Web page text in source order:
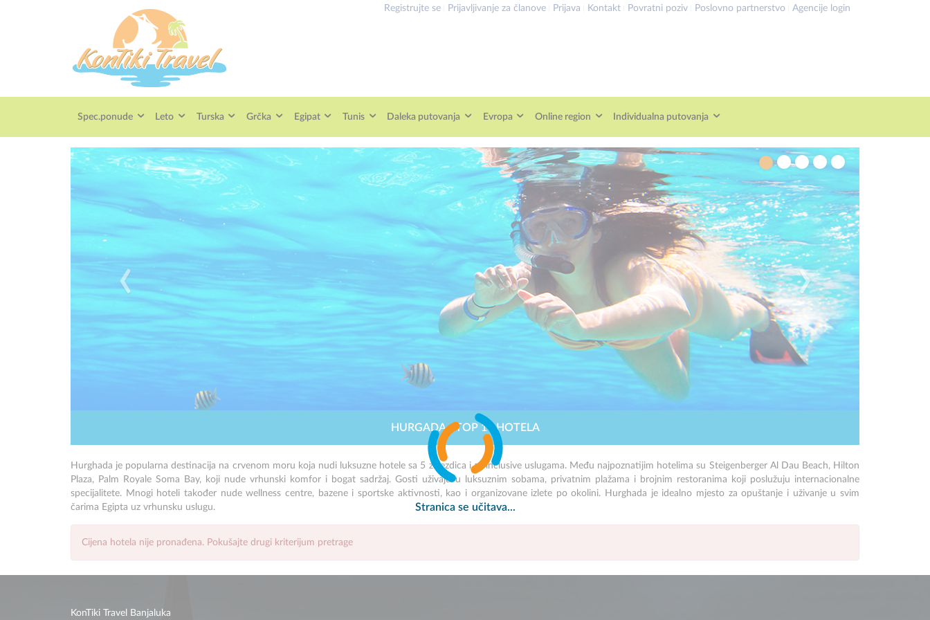
Registrujte se Prijavljivanje za članove Prijava Kontakt Povratni poziv Poslovno partnerstvo Agencije login
Spec.ponude Leto Turska Grčka Egipat Tunis Daleka putovanja Evropa Online region Individualna putovanja
‹ ›
HURGADA - TOP 10 HOTELA
Hurghada je popularna destinacija na crvenom moru koja nudi luksuzne hotele sa 5 zvjezdica i all inclusive uslugama. Među najpoznatijim hotelima su Steigenberger Al Dau Beach, Hilton
Plaza, Palm Royale Soma Bay, koji nude vrhunski komfor i bogat sadržaj. Gosti uživaju u luksuznim sobama, privatnim plažama i brojnim restoranima koji poslužuju internacionalne
specijalitete. Mnogi hoteli također nude wellness centre, bazene i sportske aktivnosti, kao i organizovane izlete po okolini. Hurghada je idealno mjesto za opuštanje i uživanje u svim
čarima Egipta uz vrhunsku uslugu.
Cijena hotela nije pronađena. Pokušajte drugi kriterijum pretrage
KonTiki Travel Banjaluka
Stranica se učitava...